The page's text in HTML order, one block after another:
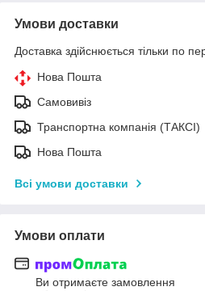
Умови доставки
Доставка здійснюється тільки по
Нова Пошта
Самовивіз
Транспортна компанія (ТАКСІ)
Нова Пошта
Всі умови доставки
Умови оплати
Ви отримаєте замовлення